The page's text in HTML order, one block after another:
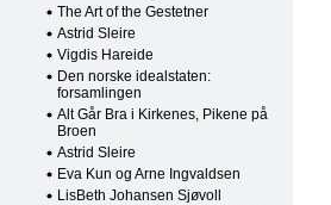
The Art of the Gestetner
Astrid Sleire
Vigdis Hareide
Den norske idealstaten:
forsamlingen
Alt Går Bra i Kirkenes, Pikene på
Broen
Astrid Sleire
Eva Kun og Arne Ingvaldsen
LisBeth Johansen Sjøvoll